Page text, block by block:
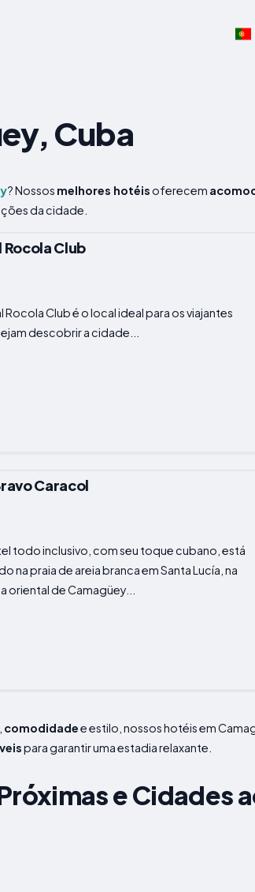
Cuba
? Nossos melhores hotéisoferecem
da cidade.
Rocola Club
Rocola Club é o local ideal para os viajantes
descobrir a cidade...
Caracol
todo inclusivo, com seu toque cubano, está
na praia de areia branca em Santa Lucía, na
oriental de Camagüey...
comodidadee estilo, nossos hotéis em
para garantir uma estadia relaxante.
e Cidades